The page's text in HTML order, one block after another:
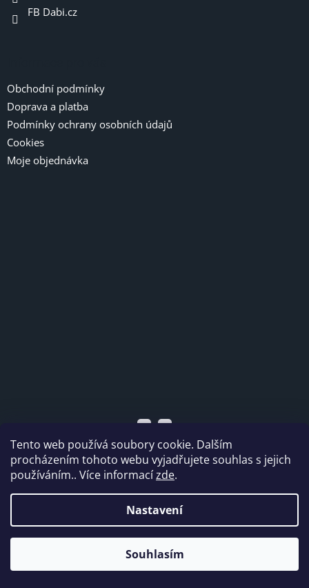
Tento web používá soubory cookie. Dalším
procházením tohoto webu vyjadřujete souhlas s jejich
používáním.. Více informacízde.
Nastavení
Souhlasím
FB Dabi.cz
Obchodní podmínky
Doprava a platba
Podmínky ochrany osobních údajů
Cookies
Moje objednávka
Vytvořil Shoptet
Dabi shop s.r.o.
vyhrazena.